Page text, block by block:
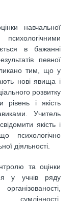
навчальної
в бажанні
певної
тим, що у
нові явища і
розвитку
рівень і якість
Учитель
якість і
психологічно
діяльності.
та оцінки
у учнів ряду
сумлінності,